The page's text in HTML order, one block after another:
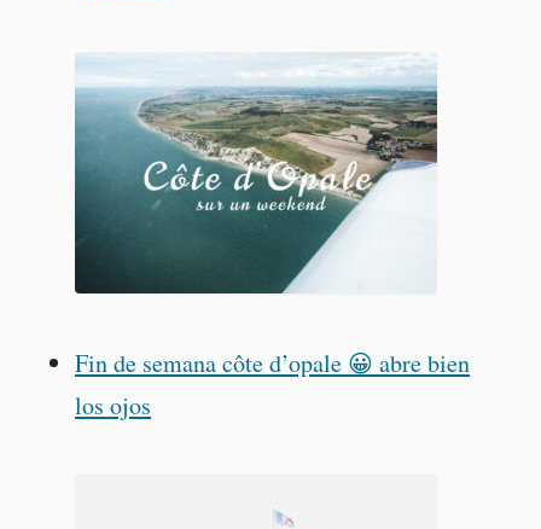
Fin de semana côte d’opale 😀 abre bien
los ojos